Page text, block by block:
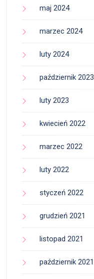
maj 2024
marzec 2024
luty 2024
październik 2023
luty 2023
kwiecień 2022
marzec 2022
luty 2022
styczeń 2022
grudzień 2021
listopad 2021
październik 2021